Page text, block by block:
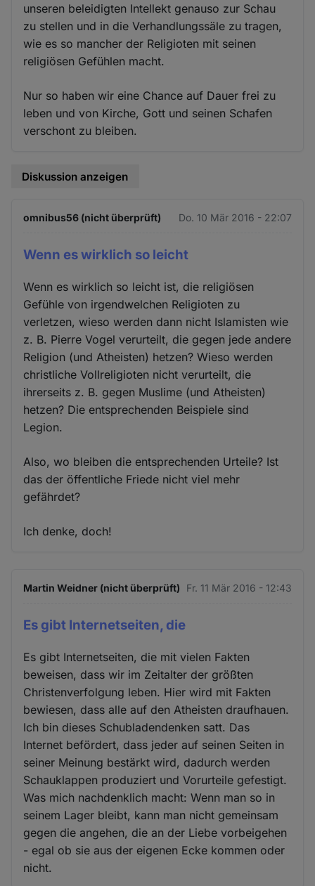
unseren beleidigten Intellekt genauso zur Schau
zu stellen und in die Verhandlungssäle zu tragen,
wie es so mancher der Religioten mit seinen
religiösen Gefühlen macht.
Nur so haben wir eine Chance auf Dauer frei zu
leben und von Kirche, Gott und seinen Schafen
verschont zu bleiben.
Diskussion anzeigen
omnibus56 (nicht überprüft) Do. 10 Mär 2016 - 22:07
Wenn es wirklich so leicht
Wenn es wirklich so leicht ist, die religiösen
Gefühle von irgendwelchen Religioten zu
verletzen, wieso werden dann nicht Islamisten wie
z. B. Pierre Vogel verurteilt, die gegen jede andere
Religion (und Atheisten) hetzen? Wieso werden
christliche Vollreligioten nicht verurteilt, die
ihrerseits z. B. gegen Muslime (und Atheisten)
hetzen? Die entsprechenden Beispiele sind
Legion.
Also, wo bleiben die entsprechenden Urteile? Ist
das der öffentliche Friede nicht viel mehr
gefährdet?
Ich denke, doch!
Martin Weidner (nicht überprüft) Fr. 11 Mär 2016 - 12:43
Es gibt Internetseiten, die
Es gibt Internetseiten, die mit vielen Fakten
beweisen, dass wir im Zeitalter der größten
Christenverfolgung leben. Hier wird mit Fakten
bewiesen, dass alle auf den Atheisten draufhauen.
Ich bin dieses Schubladendenken satt. Das
Internet befördert, dass jeder auf seinen Seiten in
seiner Meinung bestärkt wird, dadurch werden
Schauklappen produziert und Vorurteile gefestigt.
Was mich nachdenklich macht: Wenn man so in
seinem Lager bleibt, kann man nicht gemeinsam
gegen die angehen, die an der Liebe vorbeigehen
- egal ob sie aus der eigenen Ecke kommen oder
nicht.